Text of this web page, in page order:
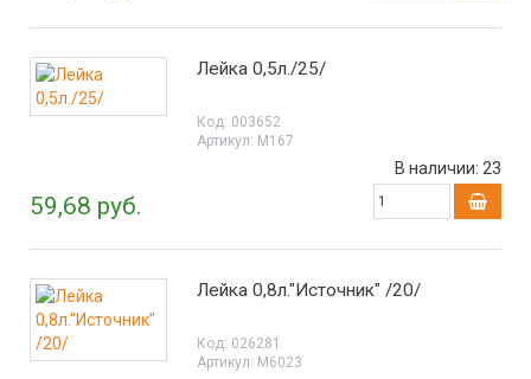
Лейка 0,5л./25/
Код: 003652
Артикул: М167
59,68 руб.
В наличии: 23
Лейка 0,8л."Источник" /20/
Код: 026281
Артикул: М6023